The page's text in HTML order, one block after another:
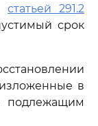
статьей 291.2
срок
в
подлежащим